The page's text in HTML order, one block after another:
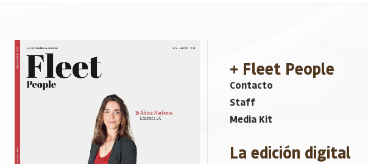
+ Fleet People
Contacto
Staff
Media Kit
La edición digital